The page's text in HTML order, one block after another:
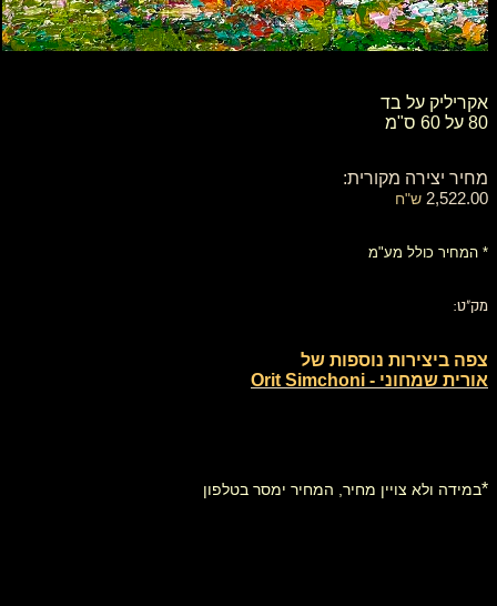
אקריליק על בד
80 על 60 ס"מ
מחיר יצירה מקורית:
2,522.00 ש"ח
* המחיר כולל מע"מ
מק"ט:
צפה ביצירות נוספות של
אורית שמחוני - Orit Simchoni
*במידה ולא צויין מחיר, המחיר ימסר בטלפון